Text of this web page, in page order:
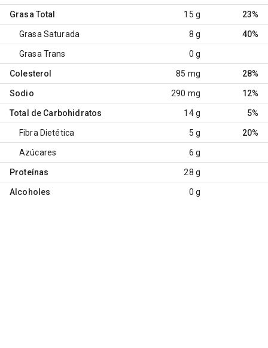
Grasa Total 15 g 23%
Grasa Saturada 8 g 40%
Grasa Trans 0 g
Colesterol 85 mg 28%
Sodio 290 mg 12%
Total de Carbohidratos 14 g 5%
Fibra Dietética 5 g 20%
Azúcares 6 g
Proteínas 28 g
Alcoholes 0 g